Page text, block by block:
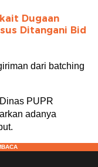
Dugaan
Ditangani Bid
dari batching
PUPR
adanya